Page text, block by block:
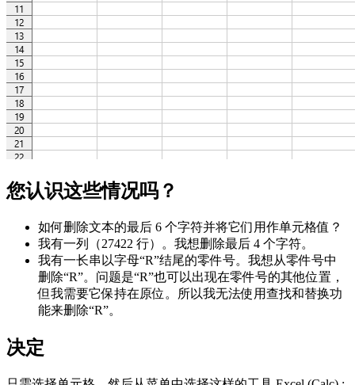
您认识这些情况吗？
如何删除文本的最后 6 个字符并将它们用作单元格值？
我有一列（27422 行）。我想删除最后 4 个字符。
我有一长串以字母“R”结尾的零件号。我想从零件号中
删除“R”。问题是“R”也可以出现在零件号的其他位置，
但我需要它保持在原位。所以我无法使用查找和替换功
能来删除“R”。
决定